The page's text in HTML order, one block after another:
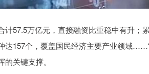
57.5万亿元，直接融资比重稳中有升；
达157个，覆盖国民经济主要产业领域
关键支撑。